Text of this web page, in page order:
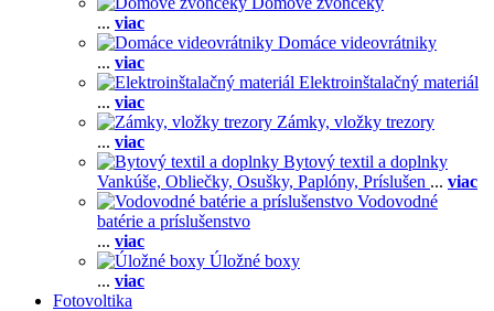
... viac
Domáce videovrátniky
... viac
Elektroinštalačný materiál
... viac
Zámky, vložky trezory
... viac
Bytový textil a doplnky
Vankúše, Obliečky, Osušky, Paplóny, Príslušen ... viac
Vodovodné
batérie a príslušenstvo
... viac
Úložné boxy
... viac
Fotovoltika